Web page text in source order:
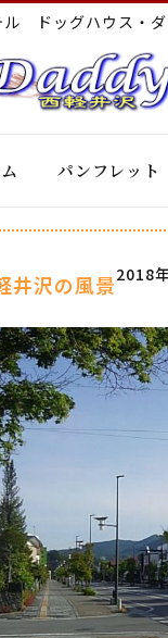
ル ドッグハウス・
パンフレット
井沢の風景2018